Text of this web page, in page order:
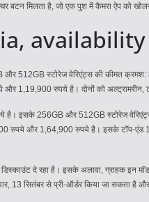
बटन मिलता है, जो एक पुश में कैमरा ऐप को
availability
512GB स्टोरेज वेरिएंट्स की कीमत
रुपये है। दोनों को अल्ट्रामरीन,
है। इसके 256GB और 512GB स्टोरेज
और 1,64,900 रुपये है। इसके टॉप-एंड
दे रहा है। इसके अलावा, ग्राहक इन
13 सितंबर से प्री-ऑर्डर किया जा सकता है